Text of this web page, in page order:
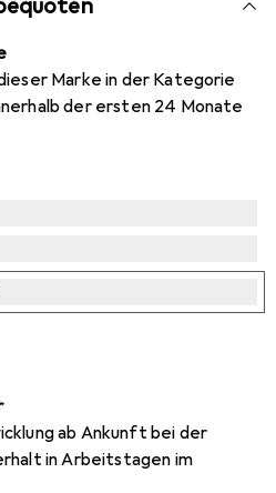
Marke in der Kategorie
der ersten 24 Monate
ab Ankunft bei der
in Arbeitstagen im